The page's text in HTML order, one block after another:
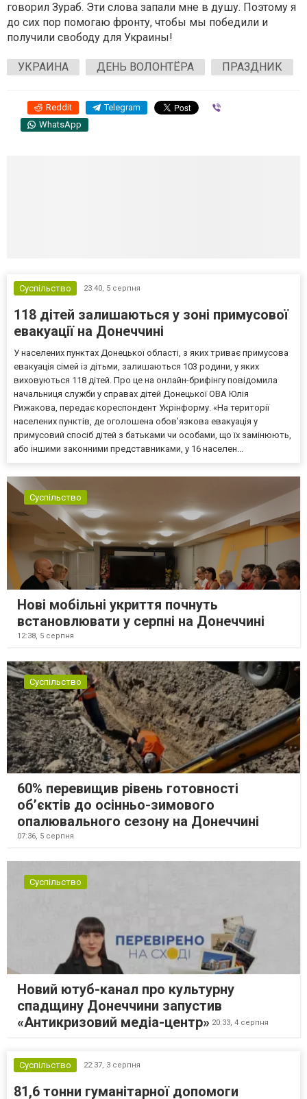
говорил Зураб. Эти слова запали мне в душу. Поэтому я
до сих пор помогаю фронту, чтобы мы победили и
получили свободу для Украины!
УКРАИНА ДЕНЬ ВОЛОНТЁРА ПРАЗДНИК
Reddit Telegram
WhatsApp
Суспільство 23:40, 5 серпня
118 дітей залишаються у зоні примусової
евакуації на Донеччині
У населених пунктах Донецької області, з яких триває примусова
евакуація сімей із дітьми, залишаються 103 родини, у яких
виховуються 118 дітей. Про це на онлайн-брифінгу повідомила
начальниця служби у справах дітей Донецької ОВА Юлія
Рижакова, передає кореспондент Укрінформу. «На території
населених пунктів, де оголошена обов’язкова евакуація у
примусовий спосіб дітей з батьками чи особами, що їх замінюють,
або іншими законними представниками, у 16 населен...
Суспільство
Нові мобільні укриття почнуть
встановлювати у серпні на Донеччині
12:38, 5 серпня
Суспільство
60% перевищив рівень готовності
об’єктів до осінньо-зимового
опалювального сезону на Донеччині
07:36, 5 серпня
Суспільство
Новий ютуб-канал про культурну
спадщину Донеччини запустив
«Антикризовий медіа-центр» 20:33, 4 серпня
Суспільство 22:37, 3 серпня
81,6 тонни гуманітарної допомоги